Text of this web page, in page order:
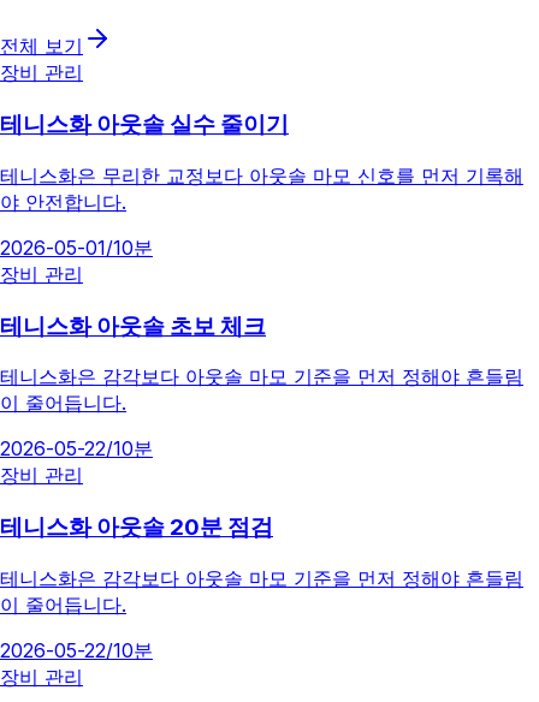
전체 보기
장비 관리
테니스화 아웃솔 실수 줄이기
테니스화은 무리한 교정보다 아웃솔 마모 신호를 먼저 기록해
야 안전합니다.
2026-05-01/10분
장비 관리
테니스화 아웃솔 초보 체크
테니스화은 감각보다 아웃솔 마모 기준을 먼저 정해야 흔들림
이 줄어듭니다.
2026-05-22/10분
장비 관리
테니스화 아웃솔 20분 점검
테니스화은 감각보다 아웃솔 마모 기준을 먼저 정해야 흔들림
이 줄어듭니다.
2026-05-22/10분
장비 관리